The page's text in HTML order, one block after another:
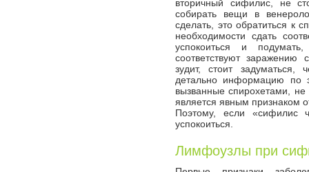
вторичный сифилис, не
собирать вещи в
сделать, это обратиться к
необходимости сдать
успокоиться и
соответствуют
зудит, стоит
детально информацию по
вызванные спирохетами, не
является явным признаком
Поэтому, если
успокоиться.
Лимфоузлы при